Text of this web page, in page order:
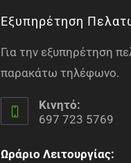
Εξυπηρέτηση
Για την εξυπηρέτηση
παρακάτω τηλέφωνο.
Κινητό:
697 723 5769
Ωράριο Λειτουργίας: